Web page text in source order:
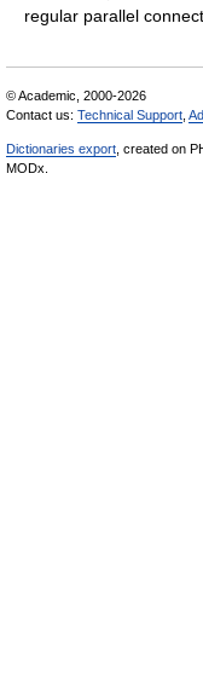
regular parallel
© Academic, 2000-2026
Contact us: Technical Support
Dictionaries export , created on
MODx.